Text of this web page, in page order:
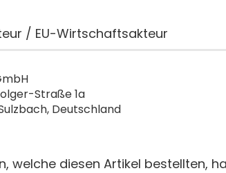
/ EU-Wirtschaftsakteur
Straße 1a
Deutschland
welche diesen Artikel bestellten,